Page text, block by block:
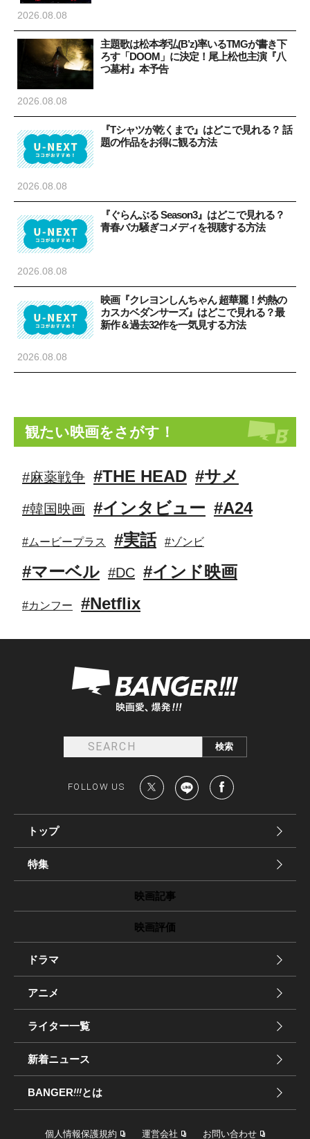
2026.08.08
主題歌は松本孝弘(B’z)率いるTMGが書き下
ろす「DOOM」に決定！尾上松也主演『八
つ墓村』本予告
2026.08.08
『Tシャツが乾くまで』はどこで見れる？ 話
題の作品をお得に観る方法
2026.08.08
『ぐらんぶる Season3』はどこで見れる？
青春バカ騒ぎコメディを視聴する方法
2026.08.08
映画『クレヨンしんちゃん 超華麗！灼熱の
カスカベダンサーズ』はどこで見れる？最
新作＆過去32作を一気見する方法
2026.08.08
観たい映画をさがす！
#麻薬戦争 #THE HEAD #サメ
#韓国映画 #インタビュー #A24
#ムービープラス #実話 #ゾンビ
#マーベル #DC #インド映画
#カンフー #Netflix
FOLLOW US
トップ
特集
映画記事
映画評価
ドラマ
アニメ
ライター一覧
新着ニュース
BANGER!!!とは
個人情報保護規約 運営会社 お問い合わせ